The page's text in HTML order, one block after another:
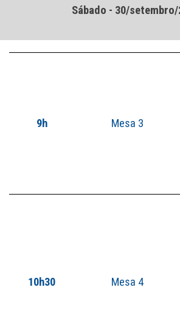
Sábado - 30/setembro/
9h Mesa 3
10h30 Mesa 4